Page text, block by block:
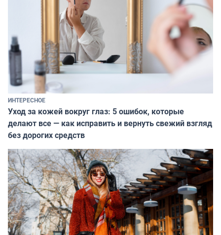
ИНТЕРЕСНОЕ
Уход за кожей вокруг глаз: 5 ошибок, которые
делают все — как исправить и вернуть свежий взгляд
без дорогих средств